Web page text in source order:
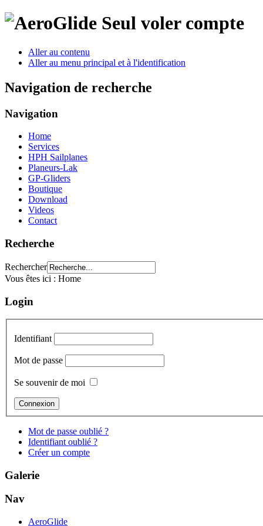
Seul voler compte
Aller au contenu
Aller au menu principal et à l'identification
Navigation de recherche
Navigation
Home
Services
HPH Sailplanes
Planeurs-Lak
GP-Gliders
Boutique
Download
Videos
Contact
Recherche
Rechercher
Vous êtes ici : Home
Login
Identifiant
Mot de passe
Se souvenir de moi
Mot de passe oublié ?
Identifiant oublié ?
Créer un compte
Galerie
Nav
AeroGlide